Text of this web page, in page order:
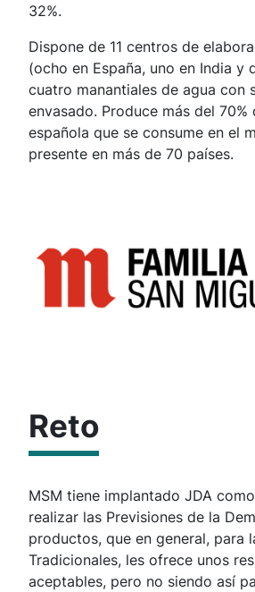
32%.
Dispone de 11 centros de
(ocho en España, uno en India y
cuatro manantiales de agua con
envasado. Produce más del 70%
española que se consume en el
presente en más de 70 países.
Reto
MSM tiene implantado JDA
realizar las Previsiones de la
productos, que en general, para
Tradicionales, les ofrece unos
aceptables, pero no siendo así